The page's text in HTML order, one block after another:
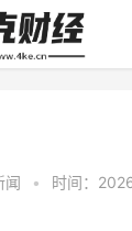
闻 • 时间：